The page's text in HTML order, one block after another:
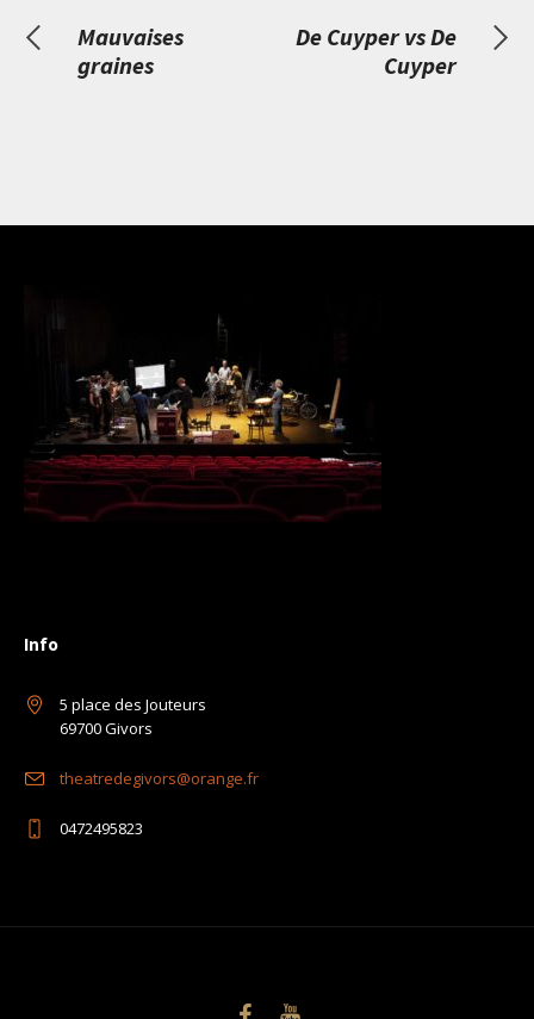
Mauvaises
graines
De Cuyper vs De
Cuyper
Info
5 place des Jouteurs
69700 Givors
theatredegivors@orange.fr
0472495823